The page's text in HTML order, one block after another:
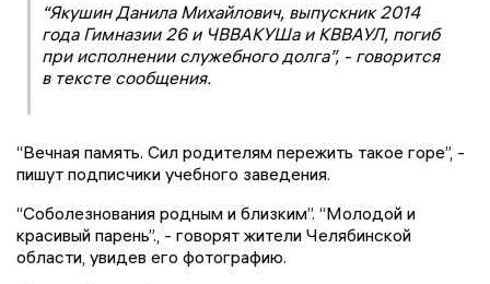
“Якушин Данила Михайлович, выпускник 2014
года Гимназии 26 и ЧВВАКУШа и КВВАУЛ, погиб
при исполнении служебного долга”, - говорится
в тексте сообщения.
“Вечная память. Сил родителям пережить такое горе”, -
пишут подписчики учебного заведения.
“Соболезнования родным и близким”. “Молодой и
красивый парень”., - говорят жители Челябинской
области, увидев его фотографию.